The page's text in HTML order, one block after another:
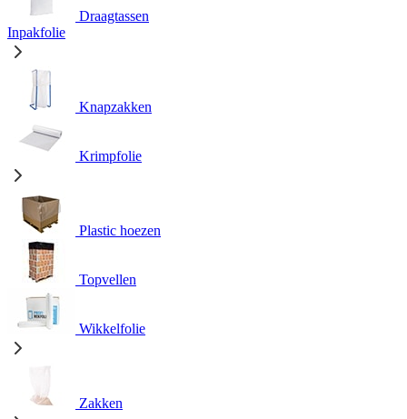
Draagtassen
Inpakfolie
Knapzakken
Krimpfolie
Plastic hoezen
Topvellen
Wikkelfolie
Zakken